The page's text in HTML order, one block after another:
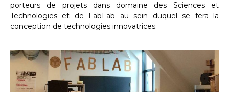
porteurs de projets dans domaine des Sciences et
Technologies et de FabLab au sein duquel se fera la
conception de technologies innovatrices.